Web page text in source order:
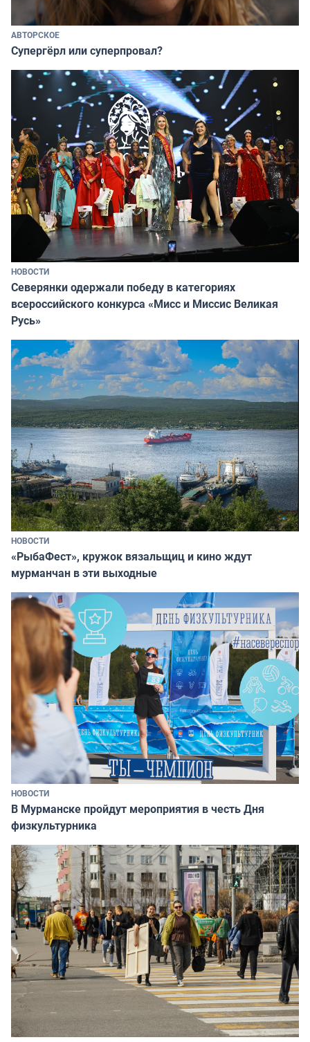
АВТОРСКОЕ
Супергёрл или суперпровал?
НОВОСТИ
Северянки одержали победу в категориях
всероссийского конкурса «Мисс и Миссис Великая
Русь»
НОВОСТИ
«РыбаФест», кружок вязальщиц и кино ждут
мурманчан в эти выходные
НОВОСТИ
В Мурманске пройдут мероприятия в честь Дня
физкультурника